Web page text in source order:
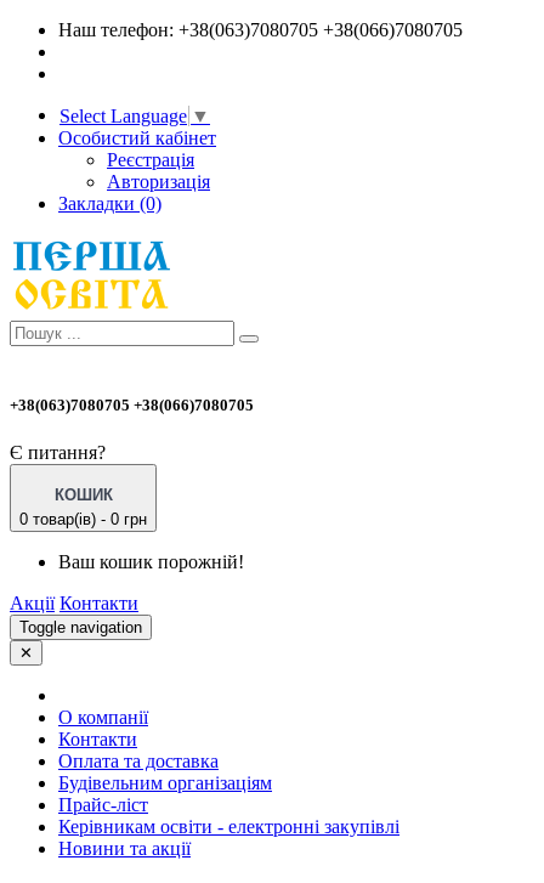
Наш телефон: +38(063)7080705 +38(066)7080705
Select Language ▼
Особистий кабінет
Реєстрація
Авторизація
Закладки (0)
+38(063)7080705 +38(066)7080705
Є питання?
КОШИК
0 товар(ів) - 0 грн
Ваш кошик порожній!
Акції Контакти
Toggle navigation
✕
О компанії
Контакти
Оплата та доставка
Будівельним організаціям
Прайс-ліст
Керівникам освіти - електронні закупівлі
Новини та акції